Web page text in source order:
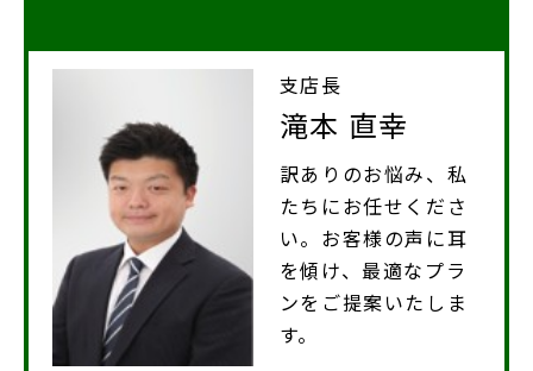
支店長
滝本 直幸
訳ありのお悩み、私
たちにお任せくださ
い。お客様の声に耳
を傾け、最適なプラ
ンをご提案いたしま
す。